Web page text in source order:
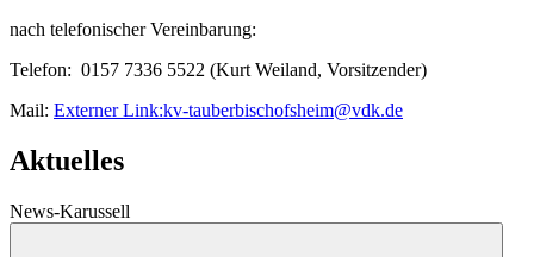
nach telefonischer Vereinbarung:
Telefon: 0157 7336 5522 (Kurt Weiland, Vorsitzender)
Mail: Externer Link:kv-tauberbischofsheim@vdk.de
Aktuelles
News-Karussell